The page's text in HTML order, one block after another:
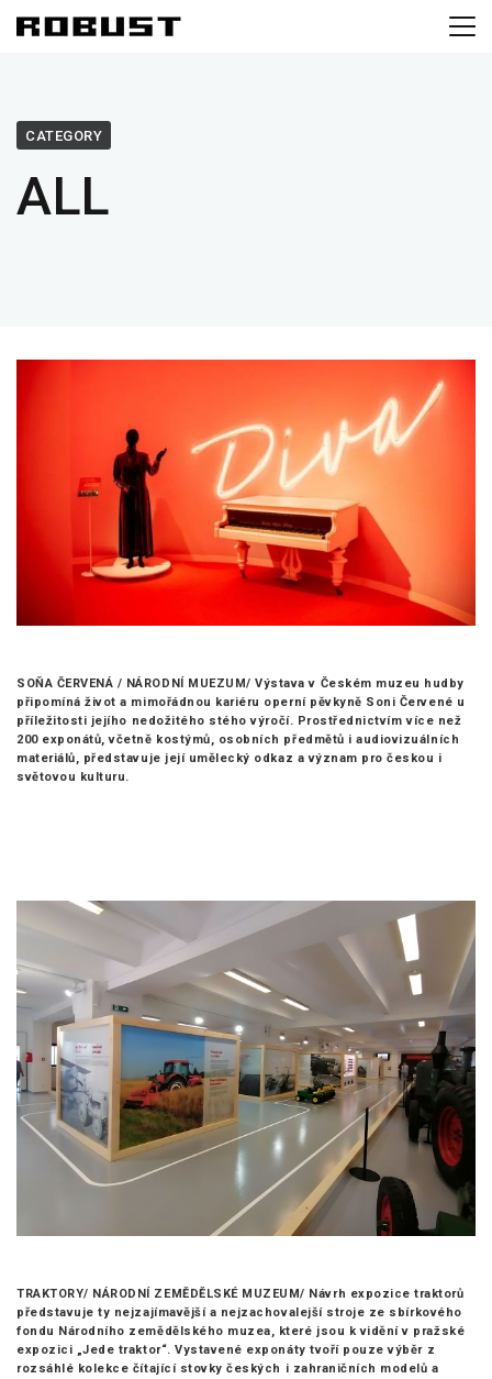
CATEGORY
ALL
SOŇA ČERVENÁ / NÁRODNÍ MUEZUM/ Výstava v Českém muzeu hudby
připomíná život a mimořádnou kariéru operní pěvkyně Soni Červené u
příležitosti jejího nedožitého stého výročí. Prostřednictvím více než
200 exponátů, včetně kostýmů, osobních předmětů i audiovizuálních
materiálů, představuje její umělecký odkaz a význam pro českou i
světovou kulturu.
TRAKTORY/ NÁRODNÍ ZEMĚDĚLSKÉ MUZEUM/ Návrh expozice traktorů
představuje ty nejzajímavější a nejzachovalejší stroje ze sbírkového
fondu Národního zemědělského muzea, které jsou k vidění v pražské
expozici „Jede traktor“. Vystavené exponáty tvoří pouze výběr z
rozsáhlé kolekce čítající stovky českých i zahraničních modelů a